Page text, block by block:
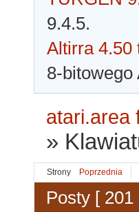
9.4.5.
Altirra 4.50
8-bitowego
atari.area
»
Strony Poprzednia
Posty [